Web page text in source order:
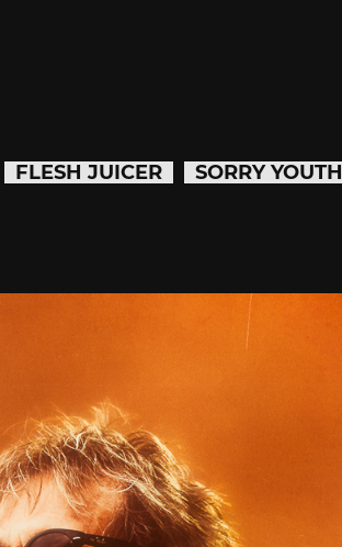
FLESH JUICER SORRY YOUTH